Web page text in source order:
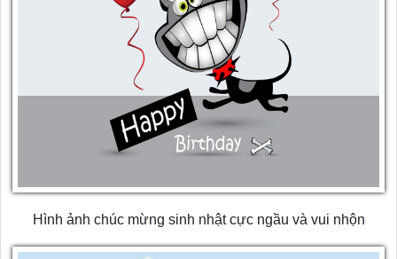
Hình ảnh chúc mừng sinh nhật cực ngầu và vui nhộn